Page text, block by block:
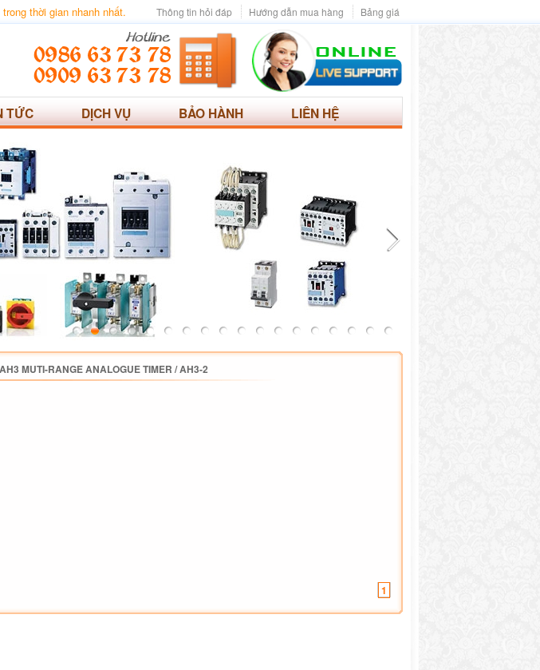
thời gian nhanh nhất. Bảng giá
Hướng dẫn mua hàng
Thông tin hỏi đáp
TỨC DỊCH VỤ BẢO HÀNH LIÊN HỆ
AH3 MUTI-RANGE ANALOGUE TIMER /AH3-2
1